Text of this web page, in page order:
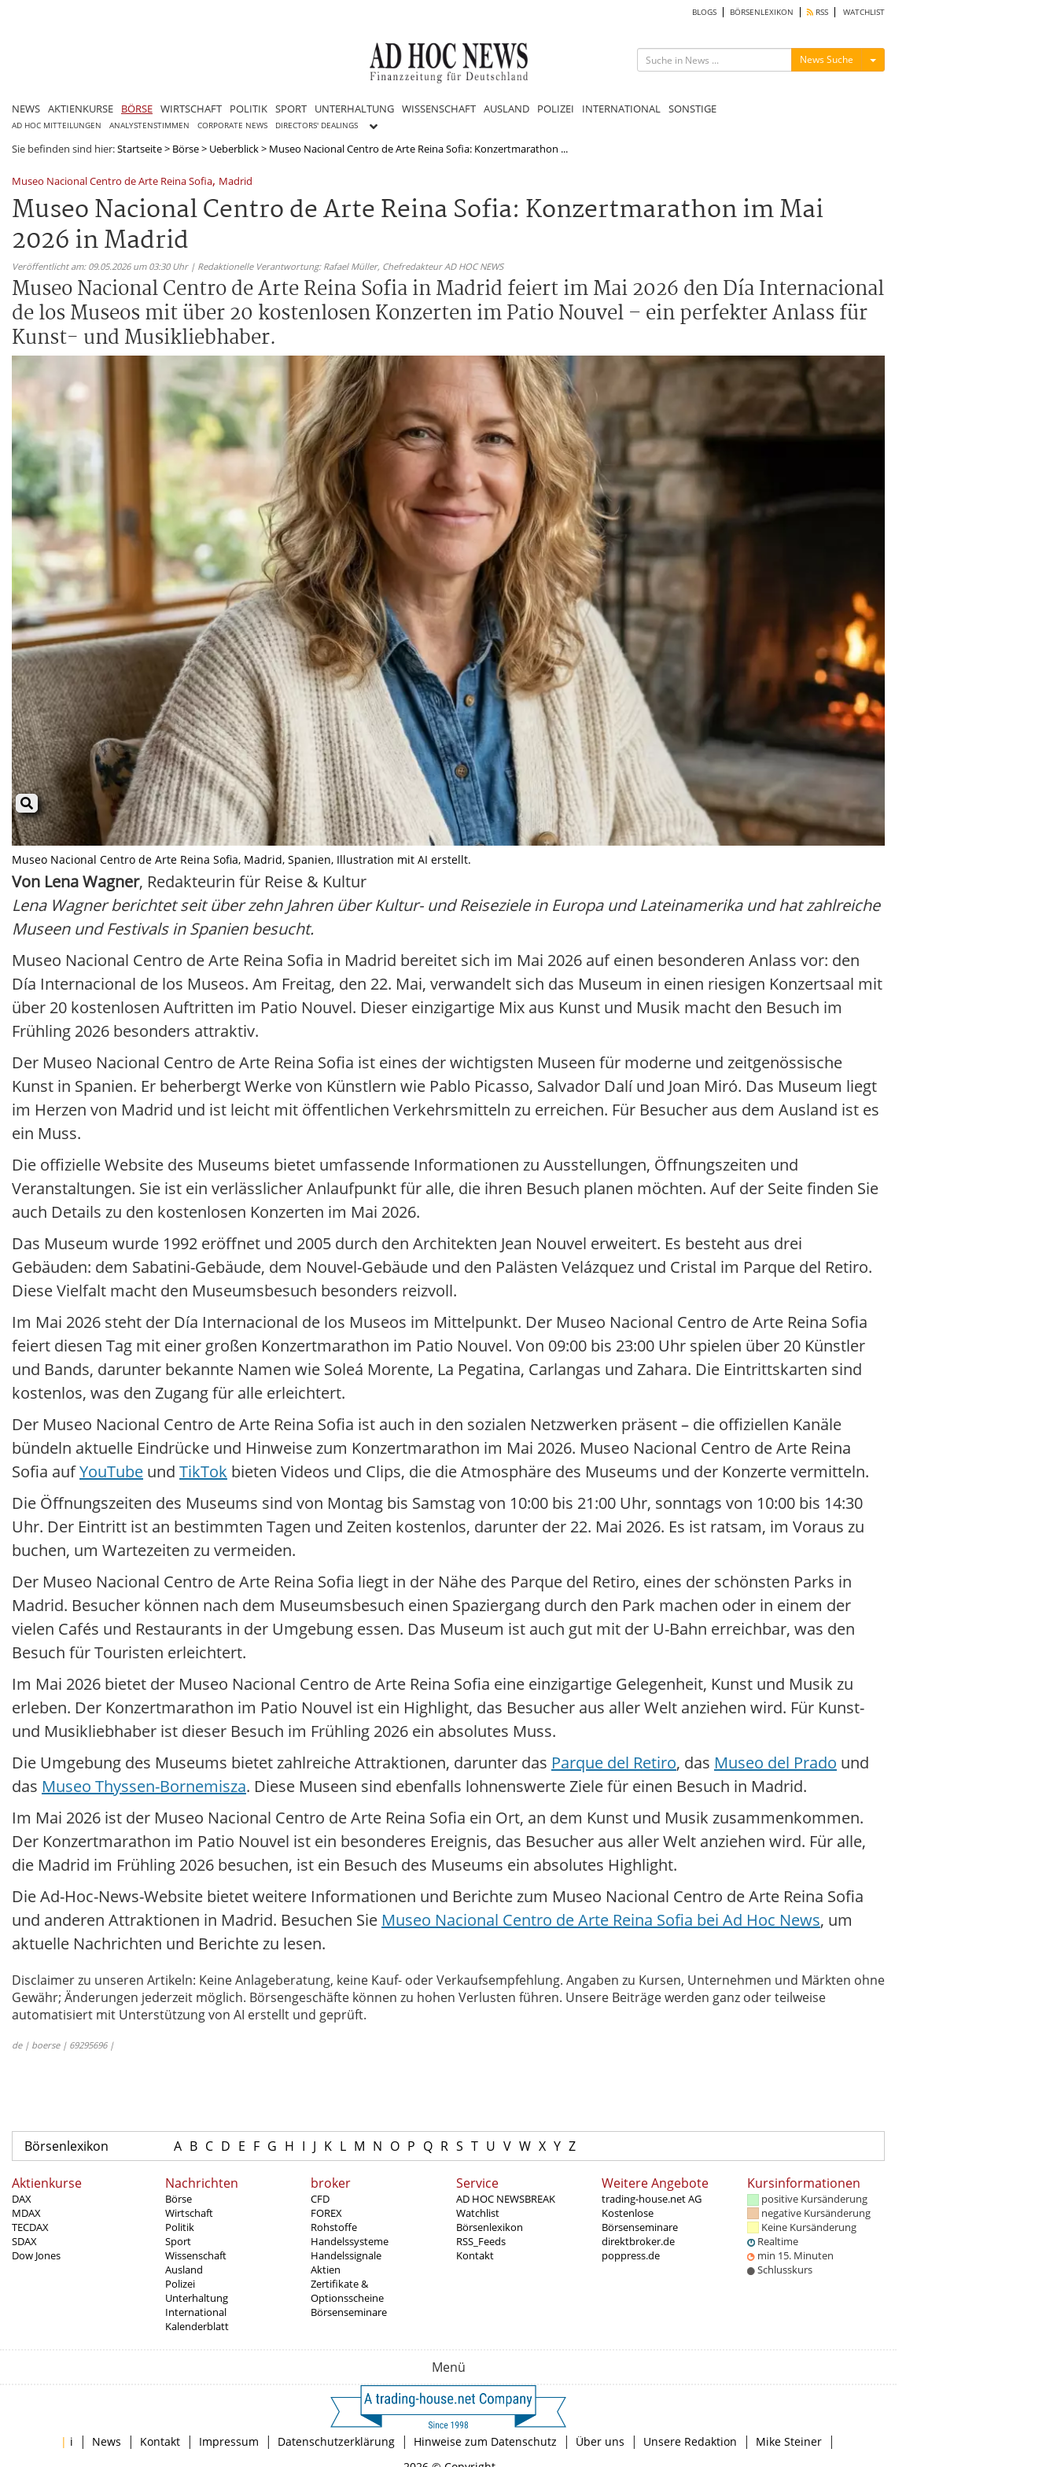
BLOGS BÖRSENLEXIKON RSS WATCHLIST
News Suche Menü ein-/ausblenden
NEWS AKTIENKURSE BÖRSE WIRTSCHAFT POLITIK SPORT UNTERHALTUNG WISSENSCHAFT AUSLAND POLIZEI INTERNATIONAL SONSTIGE
AD HOC MITTEILUNGEN ANALYSTENSTIMMEN CORPORATE NEWS DIRECTORS' DEALINGS
Sie befinden sind hier:Startseite> Börse> Ueberblick> Museo Nacional Centro de Arte Reina Sofia: Konzertmarathon ...
Museo Nacional Centro de Arte Reina Sofia, Madrid
Museo Nacional Centro de Arte Reina Sofia: Konzertmarathon im Mai
2026 in Madrid
Veröffentlicht am: 09.05.2026 um 03:30 Uhr | Redaktionelle Verantwortung: Rafael Müller, Chefredakteur AD HOC NEWS
Museo Nacional Centro de Arte Reina Sofia in Madrid feiert im Mai 2026 den Día Internacional
de los Museos mit über 20 kostenlosen Konzerten im Patio Nouvel – ein perfekter Anlass für
Kunst- und Musikliebhaber.
Museo Nacional Centro de Arte Reina Sofia, Madrid, Spanien, Illustration mit AI erstellt.
Von Lena Wagner, Redakteurin für Reise & Kultur
Lena Wagner berichtet seit über zehn Jahren über Kultur- und Reiseziele in Europa und Lateinamerika und hat zahlreiche
Museen und Festivals in Spanien besucht.
Museo Nacional Centro de Arte Reina Sofia in Madrid bereitet sich im Mai 2026 auf einen besonderen Anlass vor: den
Día Internacional de los Museos. Am Freitag, den 22. Mai, verwandelt sich das Museum in einen riesigen Konzertsaal mit
über 20 kostenlosen Auftritten im Patio Nouvel. Dieser einzigartige Mix aus Kunst und Musik macht den Besuch im
Frühling 2026 besonders attraktiv.
Der Museo Nacional Centro de Arte Reina Sofia ist eines der wichtigsten Museen für moderne und zeitgenössische
Kunst in Spanien. Er beherbergt Werke von Künstlern wie Pablo Picasso, Salvador Dalí und Joan Miró. Das Museum liegt
im Herzen von Madrid und ist leicht mit öffentlichen Verkehrsmitteln zu erreichen. Für Besucher aus dem Ausland ist es
ein Muss.
Die offizielle Website des Museums bietet umfassende Informationen zu Ausstellungen, Öffnungszeiten und
Veranstaltungen. Sie ist ein verlässlicher Anlaufpunkt für alle, die ihren Besuch planen möchten. Auf der Seite finden Sie
auch Details zu den kostenlosen Konzerten im Mai 2026.
Das Museum wurde 1992 eröffnet und 2005 durch den Architekten Jean Nouvel erweitert. Es besteht aus drei
Gebäuden: dem Sabatini-Gebäude, dem Nouvel-Gebäude und den Palästen Velázquez und Cristal im Parque del Retiro.
Diese Vielfalt macht den Museumsbesuch besonders reizvoll.
Im Mai 2026 steht der Día Internacional de los Museos im Mittelpunkt. Der Museo Nacional Centro de Arte Reina Sofia
feiert diesen Tag mit einer großen Konzertmarathon im Patio Nouvel. Von 09:00 bis 23:00 Uhr spielen über 20 Künstler
und Bands, darunter bekannte Namen wie Soleá Morente, La Pegatina, Carlangas und Zahara. Die Eintrittskarten sind
kostenlos, was den Zugang für alle erleichtert.
Der Museo Nacional Centro de Arte Reina Sofia ist auch in den sozialen Netzwerken präsent – die offiziellen Kanäle
bündeln aktuelle Eindrücke und Hinweise zum Konzertmarathon im Mai 2026. Museo Nacional Centro de Arte Reina
Sofia aufYouTube und TikTok bieten Videos und Clips, die die Atmosphäre des Museums und der Konzerte vermitteln.
Die Öffnungszeiten des Museums sind von Montag bis Samstag von 10:00 bis 21:00 Uhr, sonntags von 10:00 bis 14:30
Uhr. Der Eintritt ist an bestimmten Tagen und Zeiten kostenlos, darunter der 22. Mai 2026. Es ist ratsam, im Voraus zu
buchen, um Wartezeiten zu vermeiden.
Der Museo Nacional Centro de Arte Reina Sofia liegt in der Nähe des Parque del Retiro, eines der schönsten Parks in
Madrid. Besucher können nach dem Museumsbesuch einen Spaziergang durch den Park machen oder in einem der
vielen Cafés und Restaurants in der Umgebung essen. Das Museum ist auch gut mit der U-Bahn erreichbar, was den
Besuch für Touristen erleichtert.
Im Mai 2026 bietet der Museo Nacional Centro de Arte Reina Sofia eine einzigartige Gelegenheit, Kunst und Musik zu
erleben. Der Konzertmarathon im Patio Nouvel ist ein Highlight, das Besucher aus aller Welt anziehen wird. Für Kunst-
und Musikliebhaber ist dieser Besuch im Frühling 2026 ein absolutes Muss.
Die Umgebung des Museums bietet zahlreiche Attraktionen, darunter das Parque del Retiro, das Museo del Prado und
das Museo Thyssen-Bornemisza. Diese Museen sind ebenfalls lohnenswerte Ziele für einen Besuch in Madrid.
Im Mai 2026 ist der Museo Nacional Centro de Arte Reina Sofia ein Ort, an dem Kunst und Musik zusammenkommen.
Der Konzertmarathon im Patio Nouvel ist ein besonderes Ereignis, das Besucher aus aller Welt anziehen wird. Für alle,
die Madrid im Frühling 2026 besuchen, ist ein Besuch des Museums ein absolutes Highlight.
Die Ad-Hoc-News-Website bietet weitere Informationen und Berichte zum Museo Nacional Centro de Arte Reina Sofia
und anderen Attraktionen in Madrid. Besuchen Sie Museo Nacional Centro de Arte Reina Sofia bei Ad Hoc News, um
aktuelle Nachrichten und Berichte zu lesen.
Disclaimer zu unseren Artikeln: Keine Anlageberatung, keine Kauf- oder Verkaufsempfehlung. Angaben zu Kursen, Unternehmen und Märkten ohne
Gewähr; Änderungen jederzeit möglich. Börsengeschäfte können zu hohen Verlusten führen. Unsere Beiträge werden ganz oder teilweise
automatisiert mit Unterstützung von AI erstellt und geprüft.
de | boerse | 69295696 |
Börsenlexikon A B C D E F G H I J K L M N O P Q R S T U V W X Y Z
Aktienkurse
DAX
MDAX
TECDAX
SDAX
Dow Jones
Nachrichten
Börse
Wirtschaft
Politik
Sport
Wissenschaft
Ausland
Polizei
Unterhaltung
International
Kalenderblatt
broker
CFD
FOREX
Rohstoffe
Handelssysteme
Handelssignale
Aktien
Zertifikate &
Optionsscheine
Börsenseminare
Service
AD HOC NEWSBREAK
Watchlist
Börsenlexikon
RSS_Feeds
Kontakt
Weitere Angebote
trading-house.net AG
Kostenlose
Börsenseminare
direktbroker.de
poppress.de
Kursinformationen
positive Kursänderung
negative Kursänderung
Keine Kursänderung
Realtime
min 15. Minuten
Schlusskurs
Menü
| i | News | Kontakt | Impressum | Datenschutzerklärung | Hinweise zum Datenschutz | Über uns | Unsere Redaktion | Mike Steiner |